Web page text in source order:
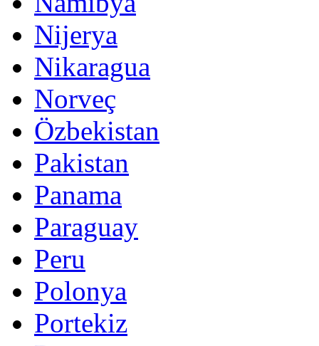
Nijerya
Nikaragua
Norveç
Özbekistan
Pakistan
Panama
Paraguay
Peru
Polonya
Portekiz